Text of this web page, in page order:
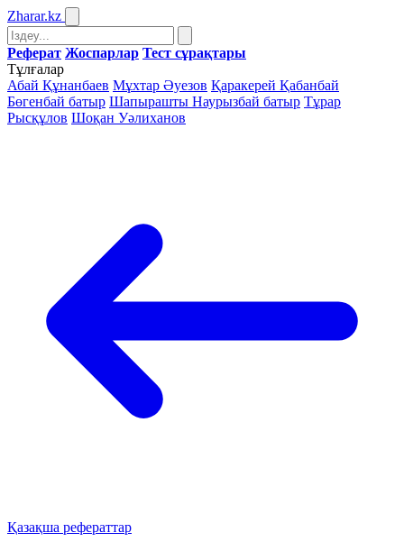
Zharar.kz
Реферат Жоспарлар Тест сұрақтары
Тұлғалар
Абай Құнанбаев Мұхтар Әуезов Қаракерей Қабанбай
Бөгенбай батыр Шапырашты Наурызбай батыр Тұрар
Рысқұлов Шоқан Уәлиханов
Қазақша рефераттар